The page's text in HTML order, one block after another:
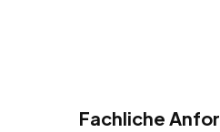
Fachliche